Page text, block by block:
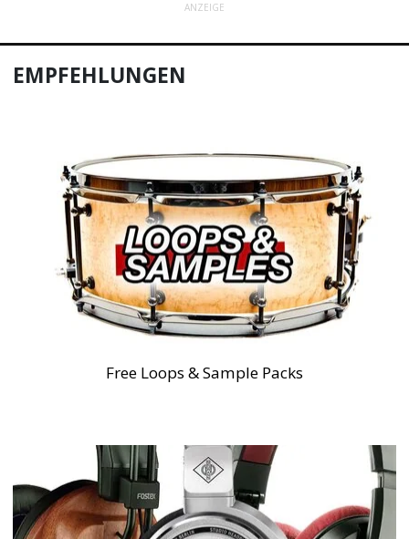
ANZEIGE
EMPFEHLUNGEN
Free Loops & Sample Packs